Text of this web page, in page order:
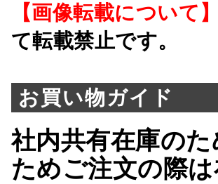
【画像転載について】
て転載禁止です。
お買い物ガ
社内共有在庫の
ためご注文の際